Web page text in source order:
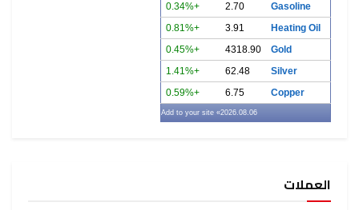
Gasoline
2.70
+0.34%
Heating Oil
3.91
+0.81%
Gold
4318.90
+0.45%
Silver
62.48
+1.41%
Copper
6.75
+0.59%
2026.08.06
» Add to your site
العملات